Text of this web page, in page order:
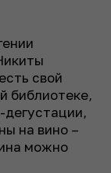
свой
библиотеке,
дегустации,
на вино –
можно